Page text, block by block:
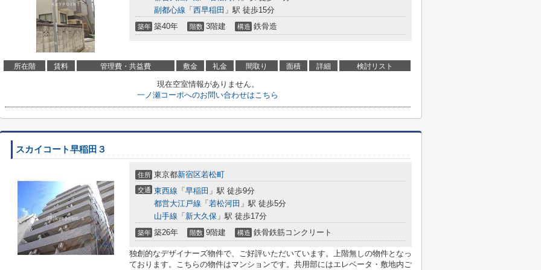
副都心線 「 西早稲田 」駅 徒歩15分
築年 築40年 階数 3階建 構造 鉄骨造
所在階 賃料 管理費・共益費 敷金 礼金 間取り 面積 詳細 検討リスト
現在空室情報がありません。
一ノ瀬コーポへのお問い合わせはこちら
スカイコート早稲田３
住所 東京都新宿区若松町
交通 東西線 「 早稲田 」駅 徒歩9分
都営大江戸線 「 若松河田 」駅 徒歩5分
山手線 「 新大久保 」駅 徒歩17分
築年 築26年 階数 9階建 構造 鉄骨鉄筋コンクリート
独創的なデザイナーズ物件で、ご好評いただいています。上階無しの物件となっ
ております。こちらの物件はマンションです。共用部にはエレベータ・敷地内ご